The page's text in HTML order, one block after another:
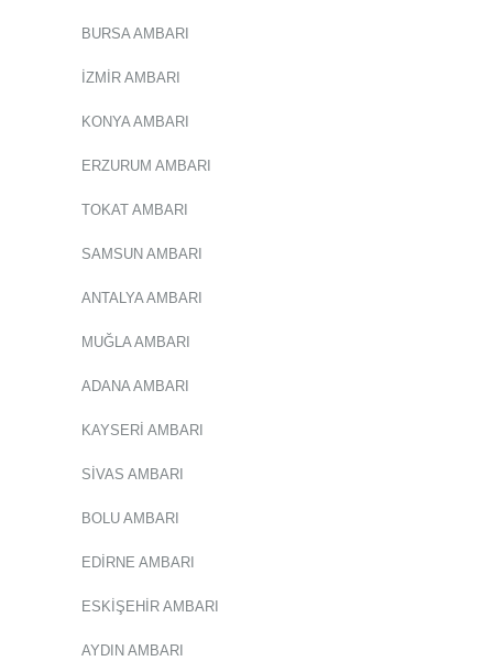
BURSA AMBARI
İZMİR AMBARI
KONYA AMBARI
ERZURUM AMBARI
TOKAT AMBARI
SAMSUN AMBARI
ANTALYA AMBARI
MUĞLA AMBARI
ADANA AMBARI
KAYSERİ AMBARI
SİVAS AMBARI
BOLU AMBARI
EDİRNE AMBARI
ESKİŞEHİR AMBARI
AYDIN AMBARI